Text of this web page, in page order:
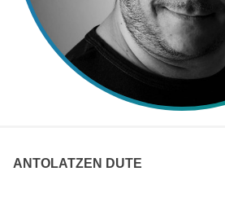
ANTOLATZEN DUTE